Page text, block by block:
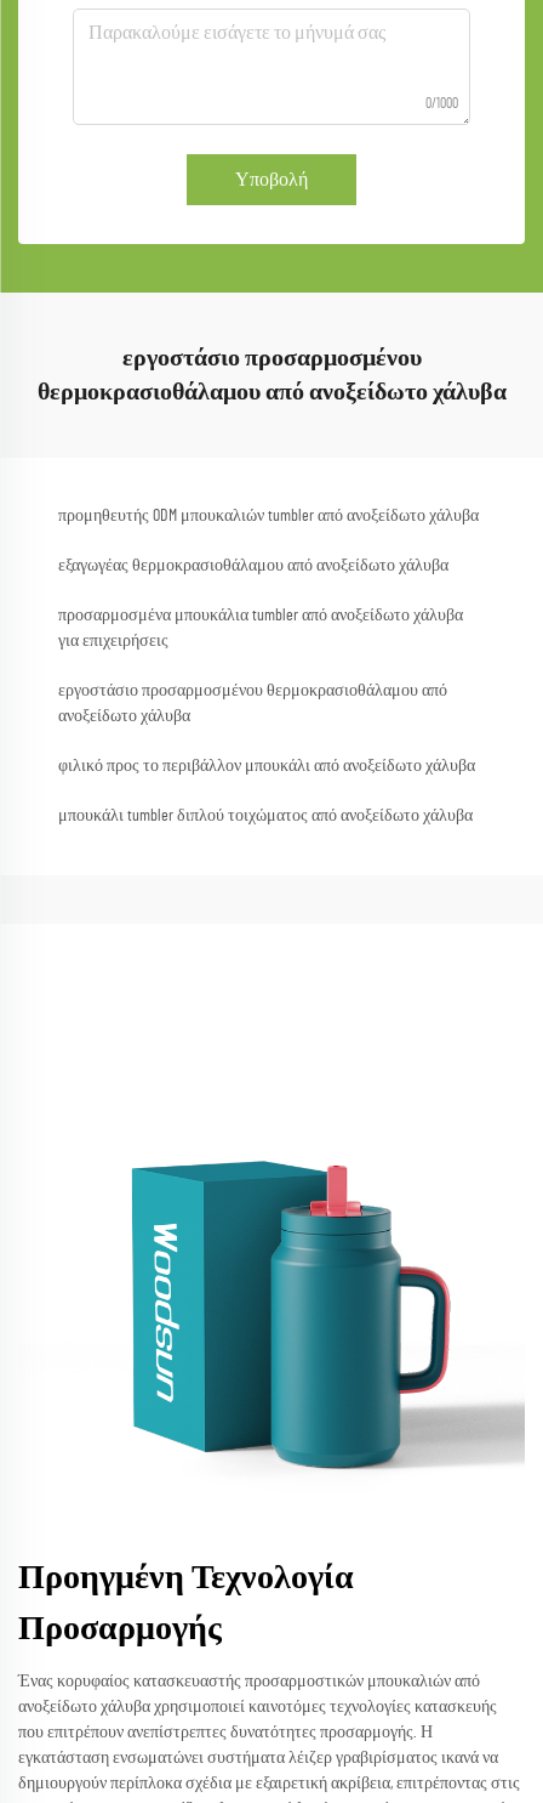
0/1000
Υποβολή
εργοστάσιο προσαρμοσμένου
θερμοκρασιοθάλαμου από ανοξείδωτο χάλυβα
προμηθευτής ODM μπουκαλιών tumbler από ανοξείδωτο χάλυβα
εξαγωγέας θερμοκρασιοθάλαμου από ανοξείδωτο χάλυβα
προσαρμοσμένα μπουκάλια tumbler από ανοξείδωτο χάλυβα
για επιχειρήσεις
εργοστάσιο προσαρμοσμένου θερμοκρασιοθάλαμου από
ανοξείδωτο χάλυβα
φιλικό προς το περιβάλλον μπουκάλι από ανοξείδωτο χάλυβα
μπουκάλι tumbler διπλού τοιχώματος από ανοξείδωτο χάλυβα
Προηγμένη Τεχνολογία
Προσαρμογής
Ένας κορυφαίος κατασκευαστής προσαρμοστικών μπουκαλιών από
ανοξείδωτο χάλυβα χρησιμοποιεί καινοτόμες τεχνολογίες κατασκευής
που επιτρέπουν ανεπίστρεπτες δυνατότητες προσαρμογής. Η
εγκατάσταση ενσωματώνει συστήματα λέιζερ γραβιρίσματος ικανά να
δημιουργούν περίπλοκα σχέδια με εξαιρετική ακρίβεια, επιτρέποντας στις